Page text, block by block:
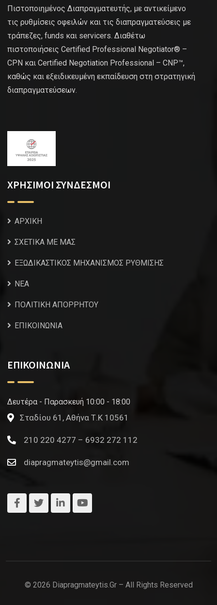
Πιστοποιημένος Διαπραγματευτής, με αντικείμενο
τις ρυθμίσεις οφειλών και τις διαπραγματεύσεις με
τράπεζες, funds και servicers. Διαθέτω
πιστοποιήσεις Certified Professional Negotiator® –
CPN και Certified Negotiation Professional – CNP™,
καθώς και εξειδικευμένη εκπαίδευση στη στρατηγική
διαπραγματεύσεων.
ΧΡΗΣΙΜΟΙ ΣΥΝΔΕΣΜΟΙ
ΑΡΧΙΚΗ
ΣΧΕΤΙΚΑ ΜΕ ΜΑΣ
ΕΞΩΔΙΚΑΣΤΙΚΟΣ ΜΗΧΑΝΙΣΜΟΣ ΡΥΘΜΙΣΗΣ
NEA
ΠΟΛΙΤΙΚΗ ΑΠΟΡΡΗΤΟΥ
ΕΠΙΚΟΙΝΩΝΙΑ
ΕΠΙΚΟΙΝΩΝΙΑ
Δευτέρα - Παρασκευή 10:00 - 18:00
Σταδίου 61, Αθήνα Τ.Κ 10561
210 220 4277 – 6932 272 112
diapragmateytis@gmail.com
© 2026 Diapragmateytis.gr – All Rights Reserved